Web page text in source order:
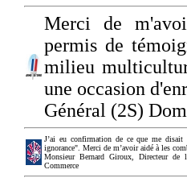
Merci de
permis de
milieu
une occasion
Général (2S)
J’ai eu confirmation de ce que me disait
ignorance". Merci de m’avoir aidé à les
Monsieur Bernard Giroux, Directeur de
Commerce